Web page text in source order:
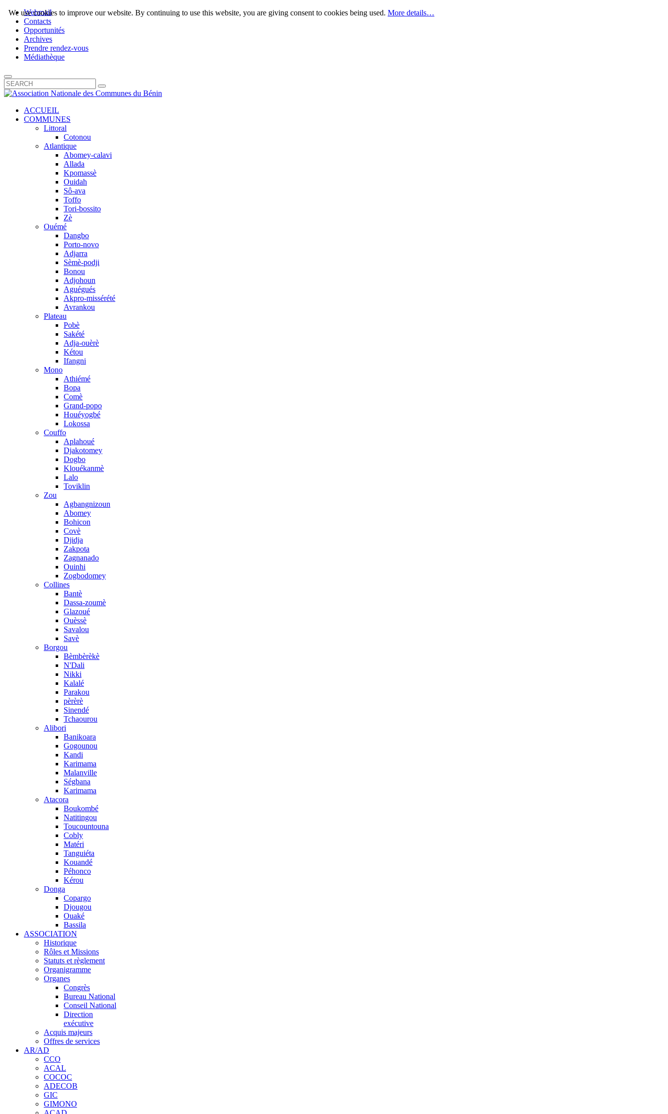
Webmail
Contacts
Opportunités
Archives
Prendre rendez-vous
Médiathèque
ACCUEIL
COMMUNES
Littoral
Cotonou
Atlantique
Abomey-calavi
Allada
Kpomassè
Ouidah
Sô-ava
Toffo
Tori-bossito
Zè
Ouémé
Dangbo
Porto-novo
Adjarra
Sèmè-podji
Bonou
Adjohoun
Aguégués
Akpro-missérété
Avrankou
Plateau
Pobè
Sakété
Adja-ouèrè
Kétou
Ifangni
Mono
Athiémé
Bopa
Comè
Grand-popo
Houéyogbé
Lokossa
Couffo
Aplahoué
Djakotomey
Dogbo
Klouékanmè
Lalo
Toviklin
Zou
Agbangnizoun
Abomey
Bohicon
Covè
Djidja
Zakpota
Zagnanado
Ouinhi
Zogbodomey
Collines
Bantè
Dassa-zoumè
Glazoué
Ouèssè
Savalou
Savè
Borgou
Bèmbèrèkè
N'Dali
Nikki
Kalalé
Parakou
pèrèrè
Sinendé
Tchaourou
Alibori
Banikoara
Gogounou
Kandi
Karimama
Malanville
Ségbana
Karimama
Atacora
Boukombé
Natitingou
Toucountouna
Cobly
Matéri
Tanguiéta
Kouandé
Péhonco
Kérou
Donga
Copargo
Djougou
Ouaké
Bassila
ASSOCIATION
Historique
Rôles et Missions
Statuts et règlement
Organigramme
Organes
Congrès
Bureau National
Conseil National
Direction
exécutive
Acquis majeurs
Offres de services
AR/AD
CCO
ACAL
COCOC
ADECOB
GIC
GIMONO
We use cookies to improve our website. By continuing to use this website, you are giving consent to cookies being used. More details…